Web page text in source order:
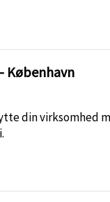
København
din virksomhed